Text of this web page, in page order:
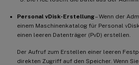
Personal vDisk-Erstellung– Wenn der
einem Maschinenkatalog für Personal
einen leeren Datenträger (PvD) erstellen.
Der Aufruf zum Erstellen einer leeren
direkten Zugriff auf den Speicher. Wenn Sie